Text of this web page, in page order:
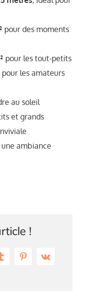
pour des moments
pour les tout-petits
pour les amateurs
au soleil
et grands
ambiance
!
TumblrPinterest
Vk